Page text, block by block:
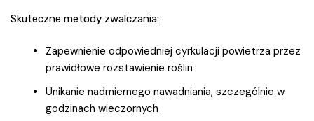
Skuteczne metody zwalczania:
Zapewnienie odpowiedniej cyrkulacji powietrza przez
prawidłowe rozstawienie roślin
Unikanie nadmiernego nawadniania, szczególnie w
godzinach wieczornych